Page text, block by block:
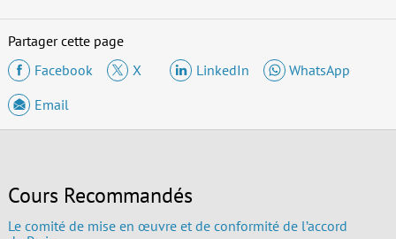
Partager cette page
Facebook
X LinkedIn
WhatsApp
Email
Cours Recommandés
Le comité de mise en œuvre et de conformité de l’accord